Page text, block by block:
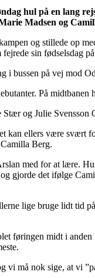
hul på en lang
Madsen og
og stillede op
sin fødselsdag
i bussen på vej mod
På
og Julie Svensson
kan ellers være svært
Berg.
med for at lære.
gjorde det ifølge
lige bruge lidt tid
føringen midt i anden
vi må nok sige, at vi